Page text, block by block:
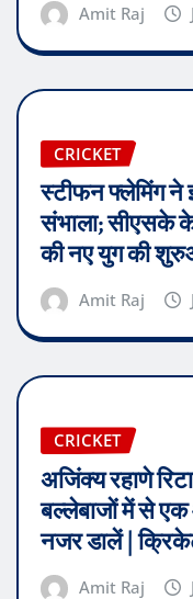
Amit Raj
CRICKET
स्टीफन फ्लेमिंग ने
संभाला; सीएसके
की नए युग की
Amit Raj
CRICKET
अजिंक्य रहाणे
बल्लेबाजों में से
नजर डालें |
Amit Raj